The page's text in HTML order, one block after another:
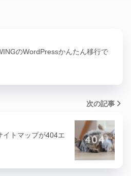
のWordPressかんたん移行で
次の記事
イトマップが404エ